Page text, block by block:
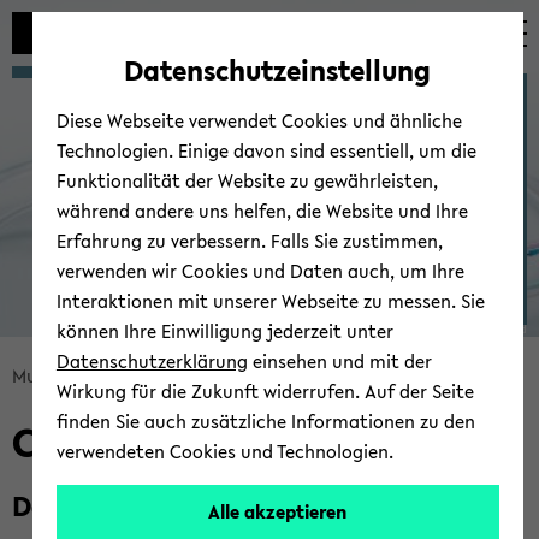
Automatische
vermeiden
zum
wechseln
zum
wechseln
zum
wechseln
Bread­
crumb
über­
sprin­
gen
und
Mul­tis­ca­le Bio­en­gi­nee­ring Cam­pus­braue­rei
© Uni­ver­si­tät Bie­le­feld
Cam­pus­braue­rei
Das Bier und die Wis­sen­schaft
Datenschutzeinstellung
Diese Webseite verwendet Cookies und ähnliche
Technologien. Einige davon sind essentiell, um die
Funktionalität der Website zu gewährleisten,
während andere uns helfen, die Website und Ihre
Erfahrung zu verbessern. Falls Sie zustimmen,
verwenden wir Cookies und Daten auch, um Ihre
Interaktionen mit unserer Webseite zu messen. Sie
können Ihre Einwilligung jederzeit unter
Datenschutzerklärung einsehen und mit der
Wirkung für die Zukunft widerrufen. Auf der Seite
finden Sie auch zusätzliche Informationen zu den
verwendeten Cookies und Technologien.
Alle akzeptieren